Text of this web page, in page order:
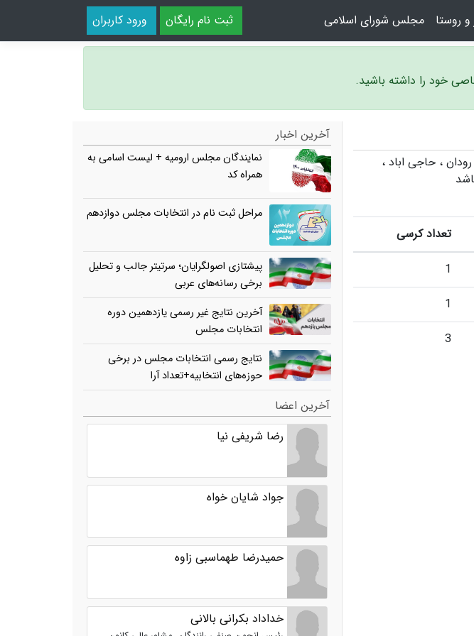
ثبت نام رایگان ورود کاربران روستا مجلس شورای اسلامی
خود را داشته باشید.
رودان ، حاجی اباد ،
تعداد کرسی
1
1
3
آخرین اخبار
نمایندگان مجلس ارومیه + لیست اسامی به
همراه کد
مراحل ثبت نام در انتخابات مجلس دوازدهم
پیشتازی اصولگرایان؛ سرتیتر جالب و تحلیل
برخی رسانه‌های عربی
آخرین نتایج غیر رسمی یازدهمین دوره
انتخابات مجلس
نتایج رسمی انتخابات مجلس در برخی
حوزه‌های انتخابیه+تعداد آرا
آخرین اعضا
رضا شریفی نیا
جواد شایان خواه
حمیدرضا طهماسبی زاوه
خداداد بکرانی بالانی